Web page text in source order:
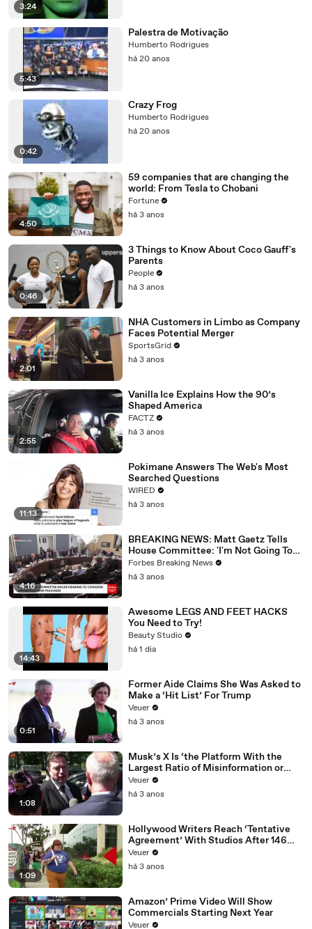
3:24
5:43
Palestra de Motivação
Humberto Rodrigues
há 20 anos
0:42
Crazy Frog
Humberto Rodrigues
há 20 anos
4:50
59 companies that are changing the
world: From Tesla to Chobani
Fortune
há 3 anos
0:46
3 Things to Know About Coco Gauff's
Parents
People
há 3 anos
2:01
NHA Customers in Limbo as Company
Faces Potential Merger
SportsGrid
há 3 anos
2:55
Vanilla Ice Explains How the 90’s
Shaped America
FACTZ
há 3 anos
11:13
Pokimane Answers The Web's Most
Searched Questions
WIRED
há 3 anos
4:16
BREAKING NEWS: Matt Gaetz Tells
House Committee: 'I'm Not Going To
Vote For A Continuing Resolution'
Forbes Breaking News
há 3 anos
14:43
Awesome LEGS AND FEET HACKS
You Need to Try!
Beauty Studio
há 1 dia
0:51
Former Aide Claims She Was Asked to
Make a ‘Hit List’ For Trump
Veuer
há 3 anos
1:08
Musk’s X Is ‘the Platform With the
Largest Ratio of Misinformation or
Disinformation’ Amongst All Social
Media Platforms
Veuer
há 3 anos
1:09
Hollywood Writers Reach ‘Tentative
Agreement’ With Studios After 146
Day Strike
Veuer
há 3 anos
Amazon’ Prime Video Will Show
Commercials Starting Next Year
Veuer